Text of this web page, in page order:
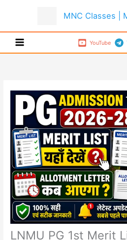
MNC Classes |
YouTube
LNMU PG 1st Merit